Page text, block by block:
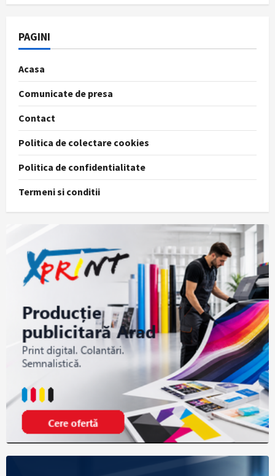
PAGINI
Acasa
Comunicate de presa
Contact
Politica de colectare cookies
Politica de confidentialitate
Termeni si conditii